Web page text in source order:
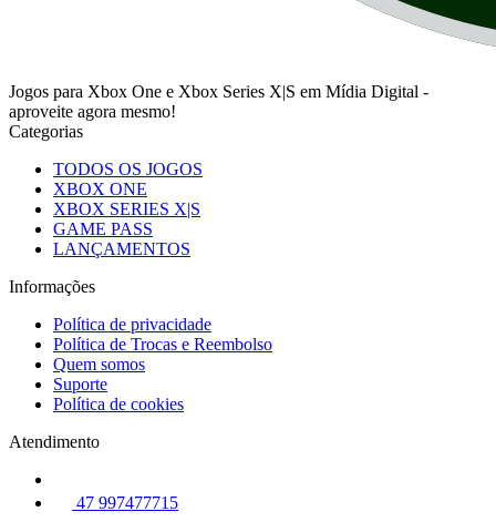
Jogos para Xbox One e Xbox Series X|S em Mídia Digital -
aproveite agora mesmo!
Categorias
TODOS OS JOGOS
XBOX ONE
XBOX SERIES X|S
GAME PASS
LANÇAMENTOS
Informações
Política de privacidade
Política de Trocas e Reembolso
Quem somos
Suporte
Política de cookies
Atendimento
47 997477715